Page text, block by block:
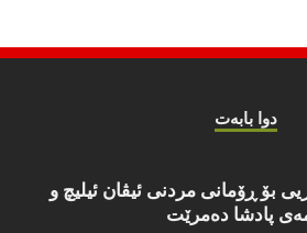
دوا بابه‌ت
بۆ ڕۆمانی مردنی ئیڤان ئیلیچ و
پادشا دەمرێت